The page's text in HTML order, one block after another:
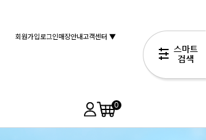
회원가입로그인매장안내고객센터 ▼
0